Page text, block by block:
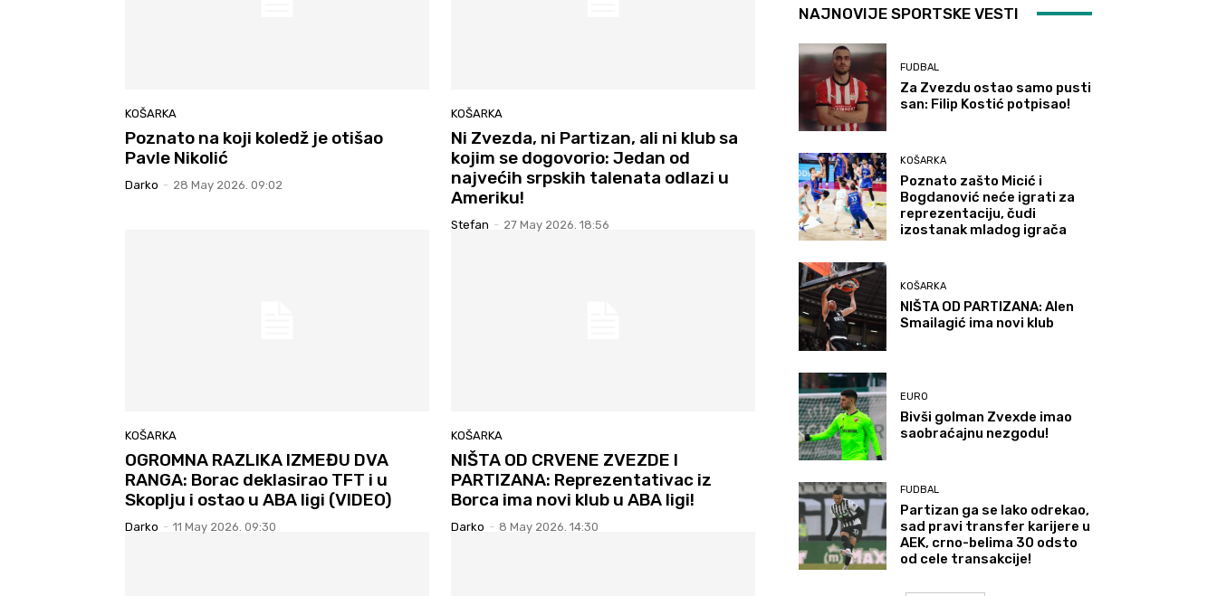
KOŠARKA
Poznato na koji koledž je otišao
Pavle Nikolić
Darko - 28 May 2026. 09:02
KOŠARKA
Ni Zvezda, ni Partizan, ali ni klub sa
kojim se dogovorio: Jedan od
najvećih srpskih talenata odlazi u
Ameriku!
Stefan - 27 May 2026. 18:56
KOŠARKA
OGROMNA RAZLIKA IZMEĐU DVA
RANGA: Borac deklasirao TFT i u
Skoplju i ostao u ABA ligi (VIDEO)
Darko - 11 May 2026. 09:30
KOŠARKA
NIŠTA OD CRVENE ZVEZDE I
PARTIZANA: Reprezentativac iz
Borca ima novi klub u ABA ligi!
Darko - 8 May 2026. 14:30
NAJNOVIJE SPORTSKE VESTI
FUDBAL
Za Zvezdu ostao samo pusti
san: Filip Kostić potpisao!
KOŠARKA
Poznato zašto Micić i
Bogdanović neće igrati za
reprezentaciju, čudi
izostanak mladog igrača
KOŠARKA
NIŠTA OD PARTIZANA: Alen
Smailagić ima novi klub
EURO
Bivši golman Zvexde imao
saobraćajnu nezgodu!
FUDBAL
Partizan ga se lako odrekao,
sad pravi transfer karijere u
AEK, crno-belima 30 odsto
od cele transakcije!